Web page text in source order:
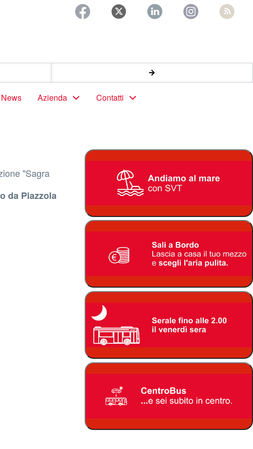
News Azienda Contatti
"Sagra
da Piazzola